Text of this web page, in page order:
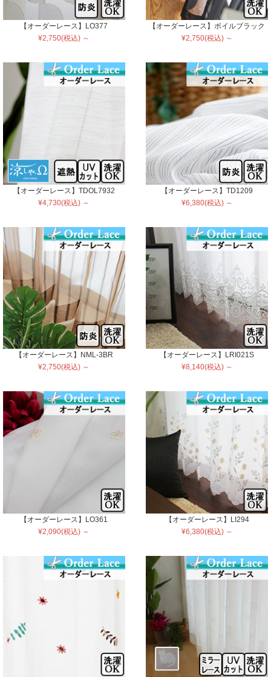
【オーダーレース】LO377
¥2,750(税込) ～
【オーダーレース】ボイルブラック
¥2,750(税込) ～
【オーダーレース】TDOL7932
¥4,730(税込) ～
【オーダーレース】TD1209
¥6,380(税込) ～
【オーダーレース】NML-3BR
¥2,750(税込) ～
【オーダーレース】LRI021S
¥8,140(税込) ～
【オーダーレース】LO361
¥2,090(税込) ～
【オーダーレース】LI294
¥6,380(税込) ～